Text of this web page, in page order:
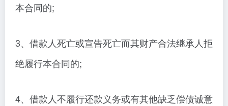
本合同的;
3、借款人死亡或宣告死亡而其财产合法继承人拒
绝履行本合同的;
4、借款人不履行还款义务或有其他缺乏偿债诚意